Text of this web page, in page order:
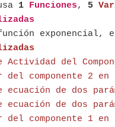
1 Funciones, 5
exponencial,
Actividad del
del componente 2
de dos
de dos
del componente 1